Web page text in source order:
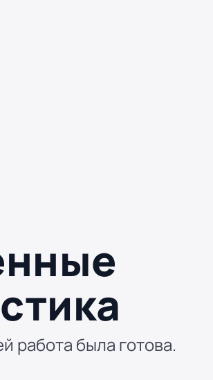
работа была готова.